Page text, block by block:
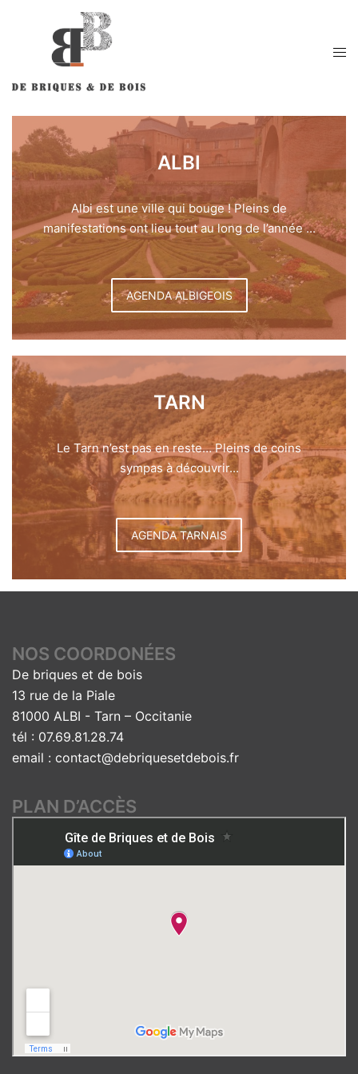
ALBI
Albi est une ville qui bouge ! Pleins de
manifestations ont lieu tout au long de l’année ...
AGENDA ALBIGEOIS
TARN
Le Tarn n’est pas en reste… Pleins de coins
sympas à découvrir...
AGENDA TARNAIS
NOS COORDONÉES
De briques et de bois
13 rue de la Piale
81000 ALBI - Tarn – Occitanie
tél : 07.69.81.28.74
email : contact@debriquesetdebois.fr
PLAN D’ACCÈS